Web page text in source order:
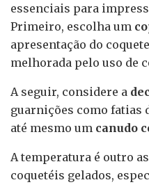
essenciais para
Primeiro, escolha um
apresentação do
melhorada pelo uso de
A seguir, considere a
guarnições como fatias
até mesmo um canudo
A temperatura é outro
coquetéis gelados,